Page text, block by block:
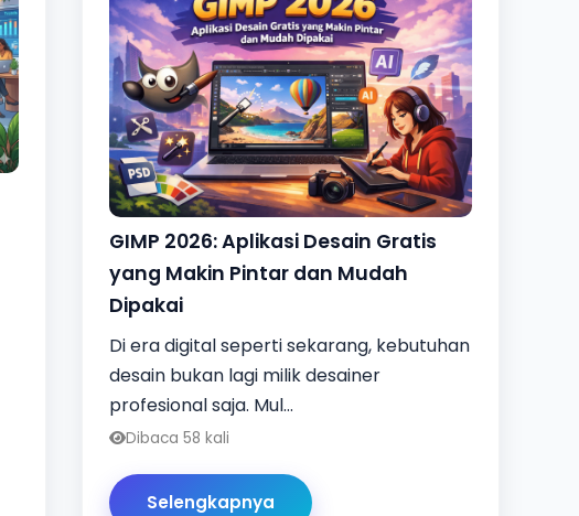
GIMP 2026: Aplikasi Desain Gratis
yang Makin Pintar dan Mudah
Dipakai
Di era digital seperti sekarang, kebutuhan
desain bukan lagi milik desainer
profesional saja. Mul...
Dibaca 58 kali
Selengkapnya